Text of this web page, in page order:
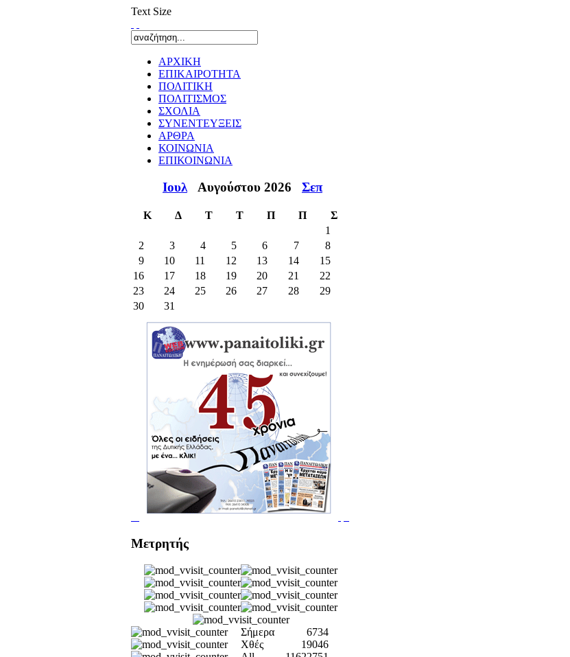
Text Size
ΑΡΧΙΚΗ
ΕΠΙΚΑΙΡΟΤΗΤΑ
ΠΟΛΙΤΙΚΗ
ΠΟΛΙΤΙΣΜΟΣ
ΣΧΟΛΙΑ
ΣΥΝΕΝΤΕΥΞΕΙΣ
ΑΡΘΡΑ
ΚΟΙΝΩΝΙΑ
ΕΠΙΚΟΙΝΩΝΙΑ
Ιουλ Αυγούστου 2026 Σεπ
Κ Δ Τ Τ Π Π
Σ
1
2
3 4 5 6 7
8
9
10 11 12 13 14
15
16
17 18 19 20 21
22
23
24 25 26 27 28
29
30
31
Μετρητής
Σήμερα
6734
Χθές
19046